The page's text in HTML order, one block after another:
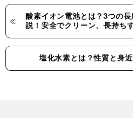
酸素イオン電池とは？3つの
説！安全でクリーン、長持ち
塩化水素とは？性質と身